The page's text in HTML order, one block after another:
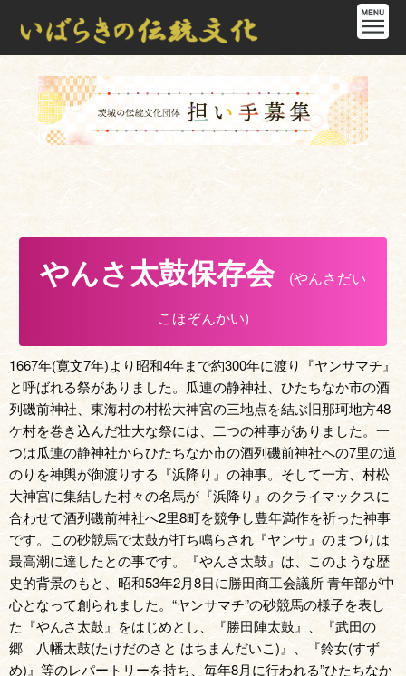
やんさ太鼓保存会
(やんさだい
こほぞんかい)
1667年(寛文7年)より昭和4年まで約300年に渡り『ヤンサマチ』
と呼ばれる祭がありました。瓜連の静神社、ひたちなか市の酒
列磯前神社、東海村の村松大神宮の三地点を結ぶ旧那珂地方48
ケ村を巻き込んだ壮大な祭には、二つの神事がありました。一
つは瓜連の静神社からひたちなか市の酒列磯前神社への7里の道
のりを神輿が御渡りする『浜降り』の神事。そして一方、村松
大神宮に集結した村々の名馬が『浜降り』のクライマックスに
合わせて酒列磯前神社へ2里8町を競争し豊年満作を祈った神事
です。この砂競馬で太鼓が打ち鳴らされ『ヤンサ』のまつりは
最高潮に達したとの事です。『やんさ太鼓』は、このような歴
史的背景のもと、昭和53年2月8日に勝田商工会議所 青年部が中
心となって創られました。“ヤンサマチ”の砂競馬の様子を表し
た『やんさ太鼓』をはじめとし、『勝田陣太鼓』、『武田の
郷 八幡太鼓(たけだのさと はちまんだいこ)』、『鈴女(すず
め)』等のレパートリーを持ち、毎年8月に行われる”ひたちなか